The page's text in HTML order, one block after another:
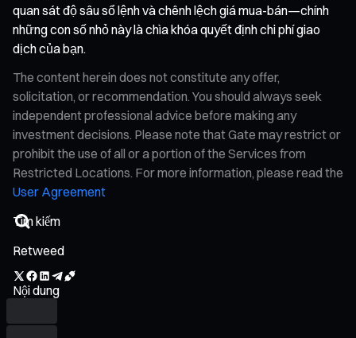
quan sát độ sâu sổ lệnh và chênh lệch giá mua-bán—chính
những con số nhỏ này là chìa khóa quyết định chi phí giao
dịch của bạn.
The content herein does not constitute any offer,
solicitation, or recommendation. You should always seek
independent professional advice before making any
investment decisions. Please note that Gate may restrict or
prohibit the use of all or a portion of the Services from
Restricted Locations. For more information, please read the
User Agreement
Retweed
Nội dung